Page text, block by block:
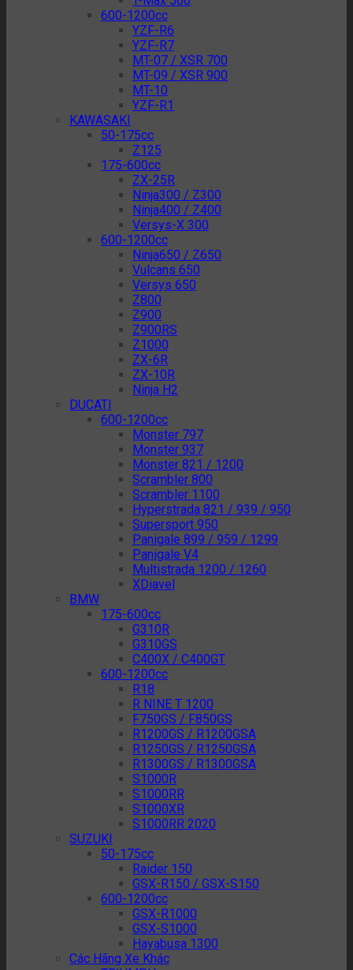
600-1200cc
YZF-R6
YZF-R7
MT-07 / XSR 700
MT-09 / XSR 900
MT-10
YZF-R1
KAWASAKI
50-175cc
Z125
175-600cc
ZX-25R
Ninja300 / Z300
Ninja400 / Z400
Versys-X 300
600-1200cc
Ninja650 / Z650
Vulcans 650
Versys 650
Z800
Z900
Z900RS
Z1000
ZX-6R
ZX-10R
Ninja H2
DUCATI
600-1200cc
Monster 797
Monster 937
Monster 821 / 1200
Scrambler 800
Scrambler 1100
Hyperstrada 821 / 939 / 950
Supersport 950
Panigale 899 / 959 / 1299
Panigale V4
Multistrada 1200 / 1260
XDiavel
BMW
175-600cc
G310R
G310GS
C400X / C400GT
600-1200cc
R18
R NINE T 1200
F750GS / F850GS
R1200GS / R1200GSA
R1250GS / R1250GSA
R1300GS / R1300GSA
S1000R
S1000RR
S1000XR
S1000RR 2020
SUZUKI
50-175cc
Raider 150
GSX-R150 / GSX-S150
600-1200cc
GSX-R1000
GSX-S1000
Hayabusa 1300
Các Hãng Xe Khác